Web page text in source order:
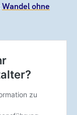
Wandel ohne